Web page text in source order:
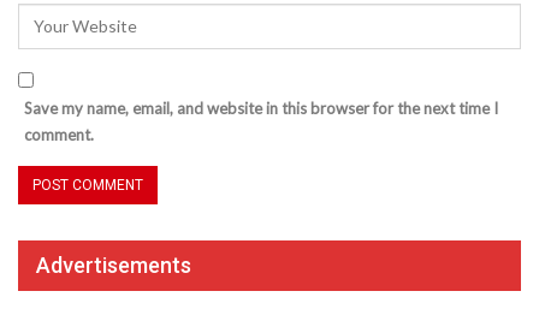
Save my name, email, and website in this browser for the next time I
comment.
Advertisements